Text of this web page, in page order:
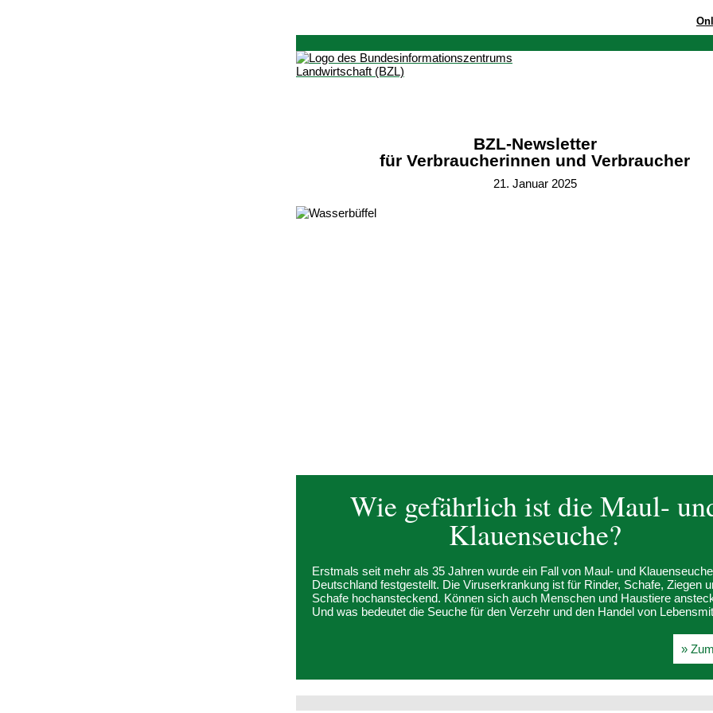
BZL-Newsletter
für Verbraucherinnen und Verbraucher
21. Januar 2025
Wie gefährlich ist die Maul-
Klauenseuche?
Erstmals seit mehr als 35 Jahren wurde ein Fall von Maul- und
Deutschland festgestellt. Die Viruserkrankung ist für Rinder, Schafe, Ziegen
Schafe hochansteckend. Können sich auch Menschen und Haustiere
Und was bedeutet die Seuche für den Verzehr und den Handel von
»